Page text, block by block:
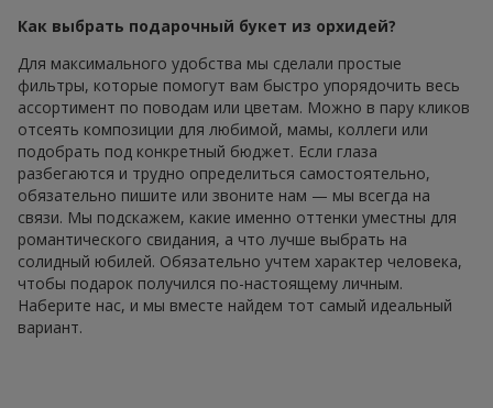
Как выбрать подарочный букет из орхидей?
Для максимального удобства мы сделали простые
фильтры, которые помогут вам быстро упорядочить весь
ассортимент по поводам или цветам. Можно в пару кликов
отсеять композиции для любимой, мамы, коллеги или
подобрать под конкретный бюджет. Если глаза
разбегаются и трудно определиться самостоятельно,
обязательно пишите или звоните нам — мы всегда на
связи. Мы подскажем, какие именно оттенки уместны для
романтического свидания, а что лучше выбрать на
солидный юбилей. Обязательно учтем характер человека,
чтобы подарок получился по-настоящему личным.
Наберите нас, и мы вместе найдем тот самый идеальный
вариант.